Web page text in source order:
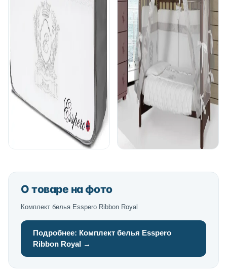
О товаре на фото
Комплект белья Esspero Ribbon Royal
Подробнее: Комплект белья Esspero
Ribbon Royal →